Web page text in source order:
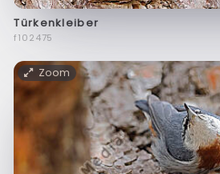
Türkenkleiber
f102475
Zoom